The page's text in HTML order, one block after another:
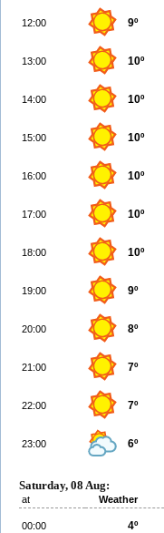
12:00 9º
13:00 10º
14:00 10º
15:00 10º
16:00 10º
17:00 10º
18:00 10º
19:00 9º
20:00 8º
21:00 7º
22:00 7º
23:00 6º
Saturday, 08 Aug:
at Weather
00:00 4º